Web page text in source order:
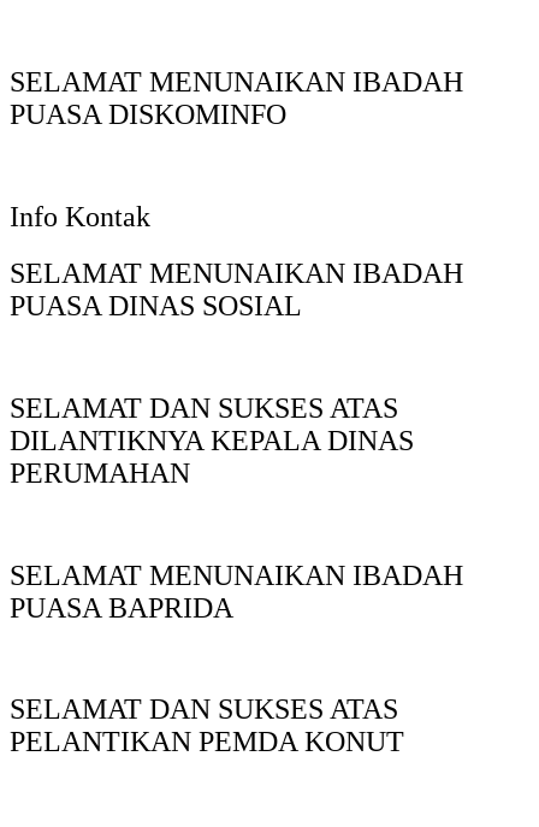
SELAMAT MENUNAIKAN IBADAH
PUASA DISKOMINFO
Info Kontak
SELAMAT MENUNAIKAN IBADAH
PUASA DINAS SOSIAL
SELAMAT DAN SUKSES ATAS
DILANTIKNYA KEPALA DINAS
PERUMAHAN
SELAMAT MENUNAIKAN IBADAH
PUASA BAPRIDA
SELAMAT DAN SUKSES ATAS
PELANTIKAN PEMDA KONUT